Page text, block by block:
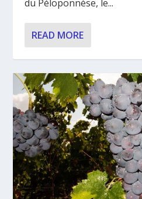
du Péloponnèse, le...
READ MORE